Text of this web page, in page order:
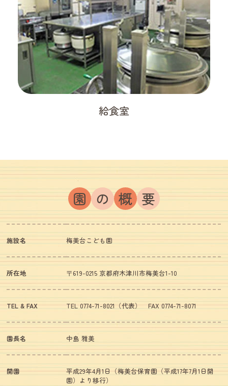
給食室
園 の 概 要
施設名 梅美台こども園
所在地 〒619-0215 京都府木津川市梅美台1-10
TEL & FAX TEL 0774-71-8021（代表） FAX 0774-71-8071
園長名 中島 雅美
開園
平成29年4月1日（梅美台保育園（平成17年7月1日開
園）より移行）